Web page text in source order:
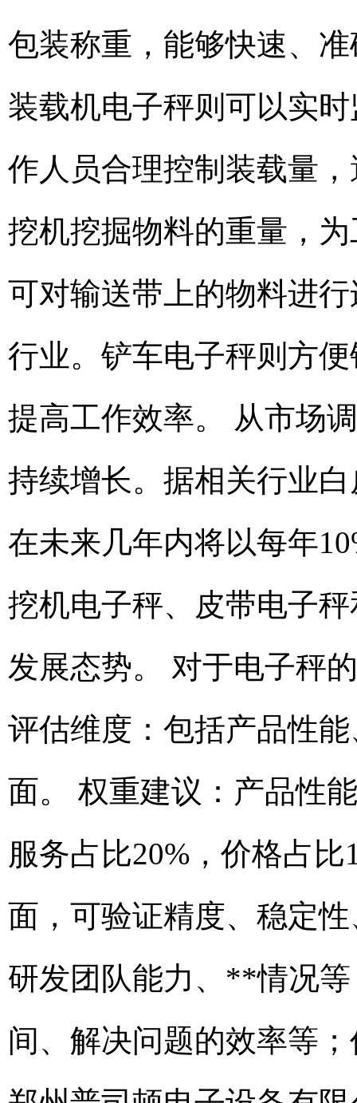
包装称重，能够快速、
装载机电子秤则可以实
作人员合理控制装载量
挖机挖掘物料的重量，
可对输送带上的物料进
行业。铲车电子秤则方
提高工作效率。 从市场
持续增长。据相关行业
在未来几年内将以每年
挖机电子秤、皮带电子
发展态势。 对于电子秤
评估维度：包括产品性
面。 权重建议：产品性
服务占比20%，价格占
面，可验证精度、稳定
研发团队能力、**情况
间、解决问题的效率等